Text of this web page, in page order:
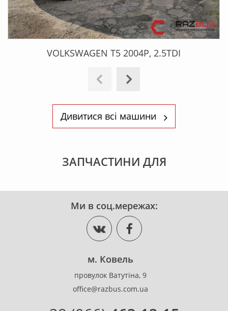
VOLKSWAGEN T5 2004Р, 2.5TDI
Дивитися всі машини
ЗАПЧАСТИНИ ДЛЯ
Ми в соц.мережах:
м. Ковель
провулок Ватутіна, 9
office@razbus.com.ua